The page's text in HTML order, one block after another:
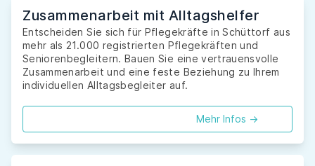
Zusammenarbeit mit Alltagshelfer
Entscheiden Sie sich für Pflegekräfte in Schüttorf aus
mehr als 21.000 registrierten Pflegekräften und
Seniorenbegleitern. Bauen Sie eine vertrauensvolle
Zusammenarbeit und eine feste Beziehung zu Ihrem
individuellen Alltagsbegleiter auf.
Mehr Infos ->